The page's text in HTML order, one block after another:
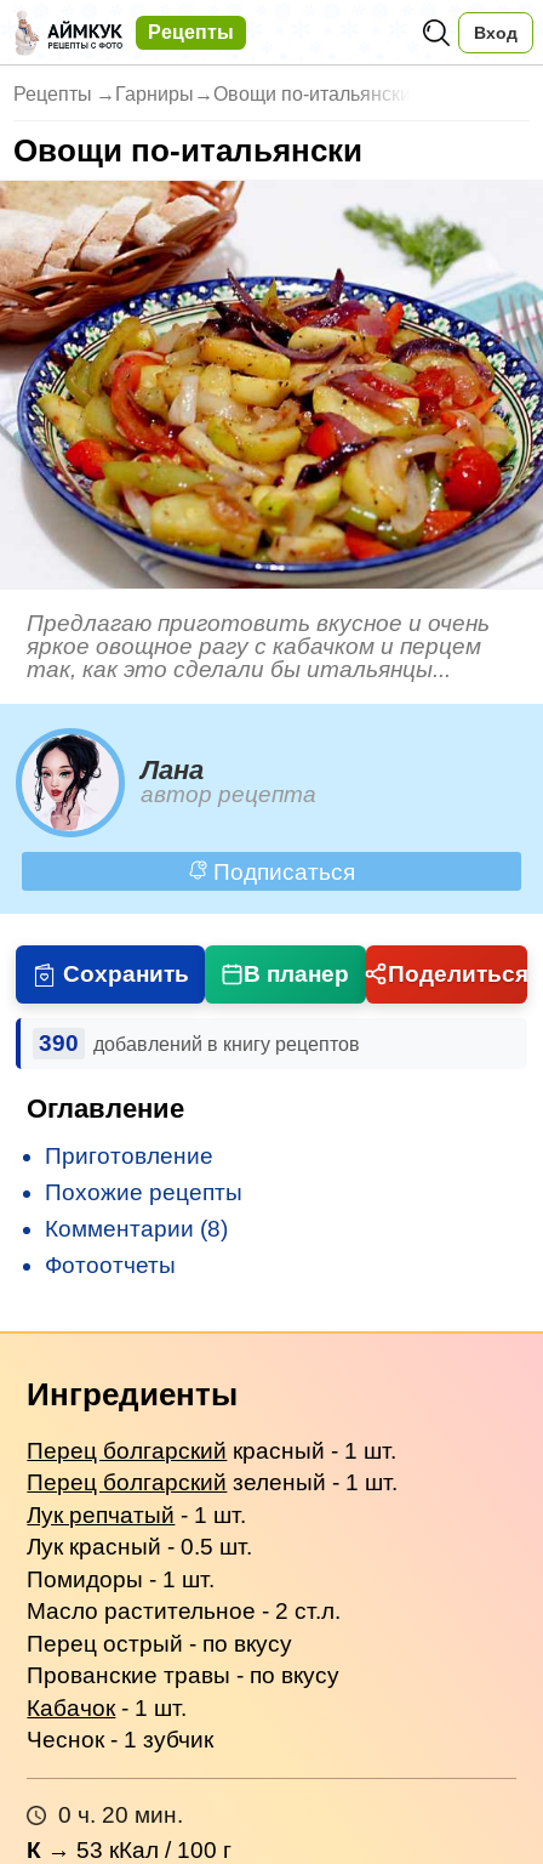
Рецепты Вход
Рецепты → Гарниры →Овощи по-итальянски
Овощи по-итальянски
Предлагаю приготовить вкусное и очень
яркое овощное рагу с кабачком и перцем
так, как это сделали бы итальянцы...
Лана
автор рецепта
Подписаться
Сохранить В планер Поделиться
390 добавлений в книгу рецептов
Оглавление
Приготовление
Похожие рецепты
Комментарии (8)
Фотоотчеты
Ингредиенты
Перец болгарский красный - 1 шт.
Перец болгарский зеленый - 1 шт.
Лук репчатый - 1 шт.
Лук красный - 0.5 шт.
Помидоры - 1 шт.
Масло растительное - 2 ст.л.
Перец острый - по вкусу
Прованские травы - по вкусу
Кабачок - 1 шт.
Чеснок - 1 зубчик
0 ч. 20 мин.
К → 53 кКал / 100 г